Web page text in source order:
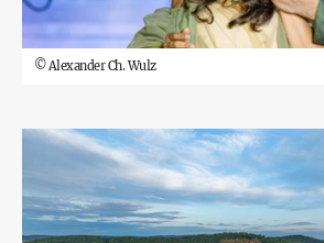
©Alexander Ch. Wulz